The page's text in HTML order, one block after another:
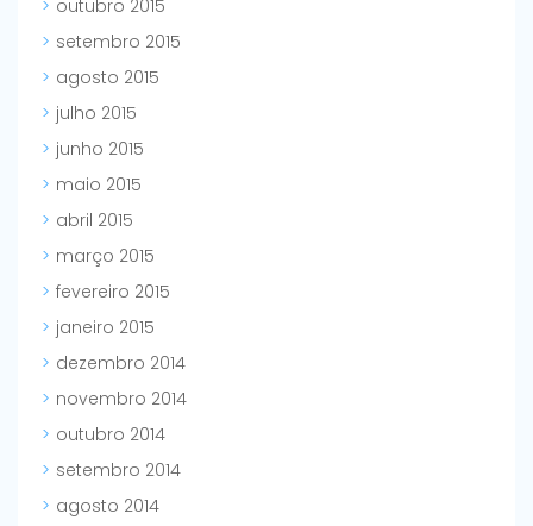
outubro 2015
setembro 2015
agosto 2015
julho 2015
junho 2015
maio 2015
abril 2015
março 2015
fevereiro 2015
janeiro 2015
dezembro 2014
novembro 2014
outubro 2014
setembro 2014
agosto 2014